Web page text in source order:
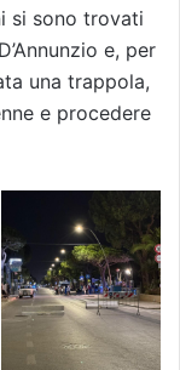
si sono trovati
e, per
una trappola,
e procedere